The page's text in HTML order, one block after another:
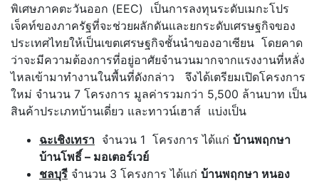
พิเศษภาคตะวันออก (EEC) เป็นการลงทุนระดับเมกะโปร
เจ็คท์ของภาครัฐที่จะช่วยผลักดันและยกระดับเศรษฐกิจของ
ประเทศไทยให้เป็นเขตเศรษฐกิจชั้นนำของอาเซียน โดยคาด
ว่าจะมีความต้องการที่อยู่อาศัยจำนวนมากจากแรงงานที่หลั่ง
ไหลเข้ามาทำงานในพื้นที่ดังกล่าว จึงได้เตรียมเปิดโครงการ
ใหม่ จำนวน 7 โครงการ มูลค่ารวมกว่า 5,500 ล้านบาท เป็น
สินค้าประเภทบ้านเดี่ยว และทาวน์เฮาส์ แบ่งเป็น
ฉะเชิงเทรา จำนวน 1 โครงการ ได้แก่ บ้านพฤกษา
บ้านโพธิ์ – มอเตอร์เวย์
ชลบุรี จำนวน 3 โครงการ ได้แก่ บ้านพฤกษา หนอง